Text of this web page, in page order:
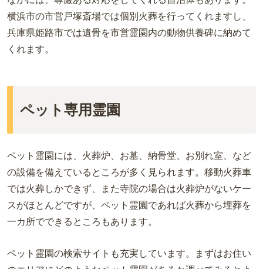
横浜市の市営戸塚斎場では個別火葬を行ってくれますし、
兵庫県姫路市では遺骨を市営霊園内の動物供養碑に納めて
くれます。
ペット専用霊園
ペット霊園には、火葬炉、お墓、納骨堂、お別れ室、など
の設備を備えているところが多く見られます。移動火葬車
では火葬しかできず、また寺院の場合は火葬炉がないケー
スがほとんどですが、ペット霊園であれば火葬から埋葬を
一カ所でできるところもあります。
ペット霊園の検索サイトも充実しています。まずはお住い